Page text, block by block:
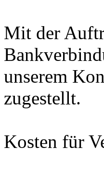
Mit der
unserem
zugestellt.
Kosten für